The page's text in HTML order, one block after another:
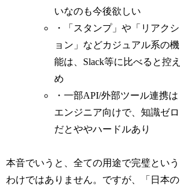
いなのも今後欲しい
・「スタンプ」や「リアクシ
ョン」などカジュアル系の機
能は、Slack等に比べると控え
め
・一部API/外部ツール連携は
エンジニア向けで、知識ゼロ
だとややハードルあり
本音でいうと、全ての用途で完璧という
わけではありません。ですが、「日本の